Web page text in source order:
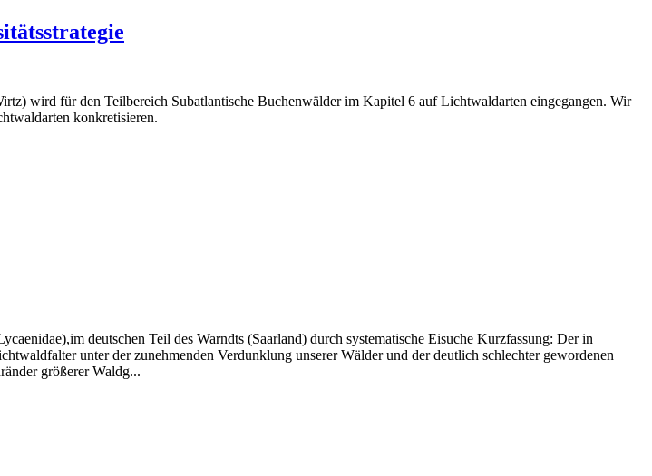
wird für den Teilbereich Subatlantische Buchenwälder im Kapitel 6 auf Lichtwaldarten eingegangen. Wir
konkretisieren.
deutschen Teil des Warndts (Saarland) durch systematische Eisuche Kurzfassung: Der in
unter der zunehmenden Verdunklung unserer Wälder und der deutlich schlechter gewordenen
größerer Waldg...